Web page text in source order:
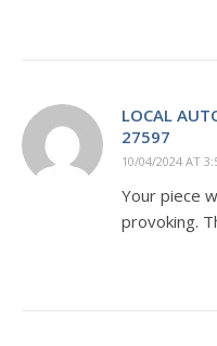
LOCAL
27597
10/04/2024 AT
Your piece
provoking.